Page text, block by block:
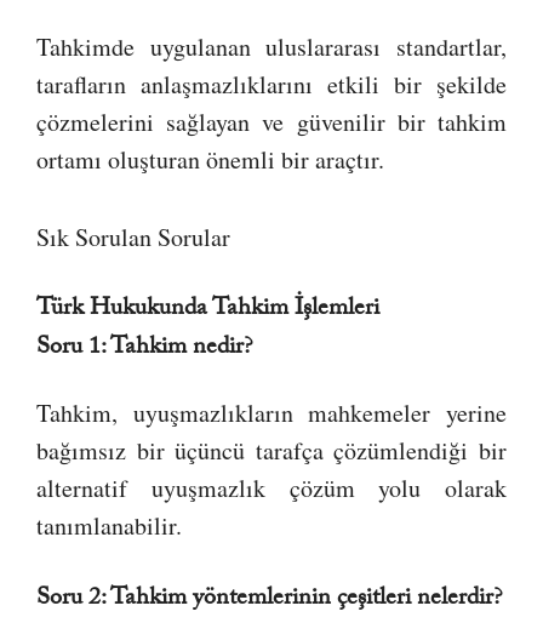
Tahkimde uygulanan uluslararası standartlar,
tarafların anlaşmazlıklarını etkili bir şekilde
çözmelerini sağlayan ve güvenilir bir tahkim
ortamı oluşturan önemli bir araçtır.
Sık Sorulan Sorular
Türk Hukukunda Tahkim İşlemleri
Soru 1: Tahkim nedir?
Tahkim, uyuşmazlıkların mahkemeler yerine
bağımsız bir üçüncü tarafça çözümlendiği bir
alternatif uyuşmazlık çözüm yolu olarak
tanımlanabilir.
Soru 2: Tahkim yöntemlerinin çeşitleri nelerdir?